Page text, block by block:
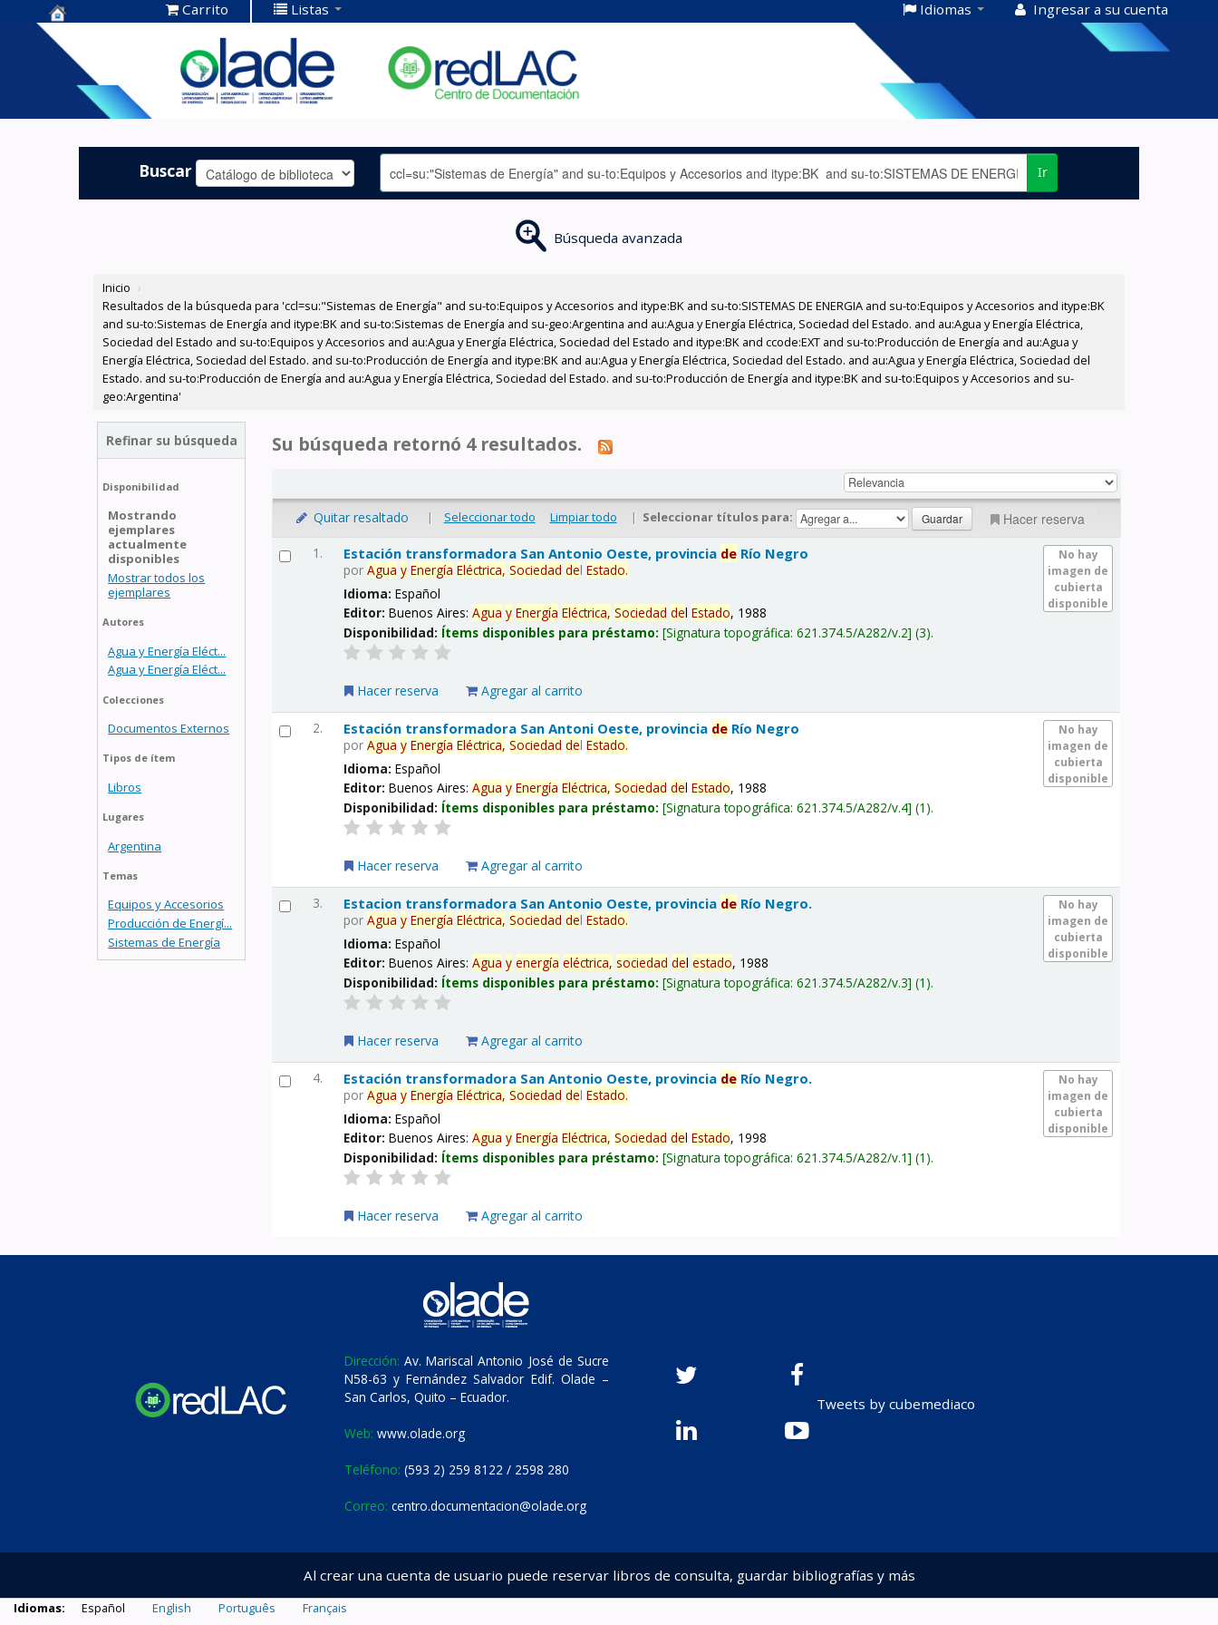
Centro de
Documentación
OLADE -
Carrito Listas Idiomas Ingresar a su cuenta
Buscar Ir
Búsqueda avanzada
Inicio ›
Resultados de la búsqueda para 'ccl=su:"Sistemas de Energía" and su-to:Equipos y Accesorios and itype:BK and su-to:SISTEMAS DE ENERGIA and su-to:Equipos y Accesorios and itype:BK
and su-to:Sistemas de Energía and itype:BK and su-to:Sistemas de Energía and su-geo:Argentina and au:Agua y Energía Eléctrica, Sociedad del Estado. and au:Agua y Energía Eléctrica,
Sociedad del Estado and su-to:Equipos y Accesorios and au:Agua y Energía Eléctrica, Sociedad del Estado and itype:BK and ccode:EXT and su-to:Producción de Energía and au:Agua y
Energía Eléctrica, Sociedad del Estado. and su-to:Producción de Energía and itype:BK and au:Agua y Energía Eléctrica, Sociedad del Estado. and au:Agua y Energía Eléctrica, Sociedad del
Estado. and su-to:Producción de Energía and au:Agua y Energía Eléctrica, Sociedad del Estado. and su-to:Producción de Energía and itype:BK and su-to:Equipos y Accesorios and su-
geo:Argentina'
Refinar su búsqueda
Disponibilidad
Mostrando
ejemplares
actualmente
disponibles
Mostrar todos los
ejemplares
Autores
Agua y Energía Eléct...
Agua y Energía Eléct...
Colecciones
Documentos Externos
Tipos de ítem
Libros
Lugares
Argentina
Temas
Equipos y Accesorios
Producción de Energí...
Sistemas de Energía
Su búsqueda retornó 4 resultados.
Quitar resaltado | Seleccionar todo Limpiar todo | Seleccionar títulos para: Hacer reserva
1.
No hay
imagen de
cubierta
disponible
Estación transformadora San Antonio Oeste, provincia de Río Negro
porAgua y Energía Eléctrica, Sociedad delEstado.
Idioma:Español
Editor:Buenos Aires:Agua y Energía Eléctrica, Sociedad delEstado, 1988
Disponibilidad: Ítems disponibles para préstamo: Signatura topográfica:621.374.5/A282/v.2 (3).
Hacer reserva Agregar al carrito
2.
No hay
imagen de
cubierta
disponible
Estación transformadora San Antoni Oeste, provincia de Río Negro
porAgua y Energía Eléctrica, Sociedad delEstado.
Idioma:Español
Editor:Buenos Aires:Agua y Energía Eléctrica, Sociedad delEstado, 1988
Disponibilidad: Ítems disponibles para préstamo: Signatura topográfica:621.374.5/A282/v.4 (1).
Hacer reserva Agregar al carrito
3.
No hay
imagen de
cubierta
disponible
Estacion transformadora San Antonio Oeste, provincia de Río Negro.
porAgua y Energía Eléctrica, Sociedad delEstado.
Idioma:Español
Editor:Buenos Aires:Agua y energía eléctrica, sociedad delestado, 1988
Disponibilidad: Ítems disponibles para préstamo: Signatura topográfica:621.374.5/A282/v.3 (1).
Hacer reserva Agregar al carrito
4.
No hay
imagen de
cubierta
disponible
Estación transformadora San Antonio Oeste, provincia de Río Negro.
porAgua y Energía Eléctrica, Sociedad delEstado.
Idioma:Español
Editor:Buenos Aires:Agua y Energía Eléctrica, Sociedad delEstado, 1998
Disponibilidad: Ítems disponibles para préstamo: Signatura topográfica:621.374.5/A282/v.1 (1).
Hacer reserva Agregar al carrito
Dirección: Av. Mariscal Antonio José de Sucre
N58-63 y Fernández Salvador Edif. Olade –
San Carlos, Quito – Ecuador.
Web: www.olade.org
Teléfono: (593 2) 259 8122 / 2598 280
Correo: centro.documentacion@olade.org
Tweets by cubemediaco
Al crear una cuenta de usuario puede reservar libros de consulta, guardar bibliografías y más
Idiomas: Español English Português Français